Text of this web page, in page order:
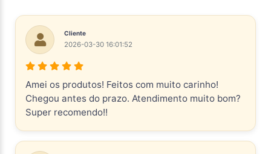
Cliente
2026-03-30 16:01:52
Amei os produtos! Feitos com muito carinho!
Chegou antes do prazo. Atendimento muito bom?
Super recomendo!!